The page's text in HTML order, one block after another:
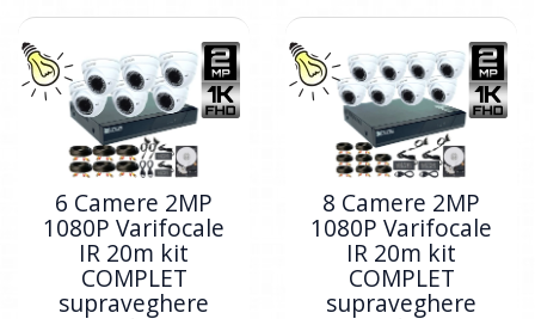
6 Camere 2MP
1080P Varifocale
IR 20m kit
COMPLET
supraveghere
8 Camere 2MP
1080P Varifocale
IR 20m kit
COMPLET
supraveghere